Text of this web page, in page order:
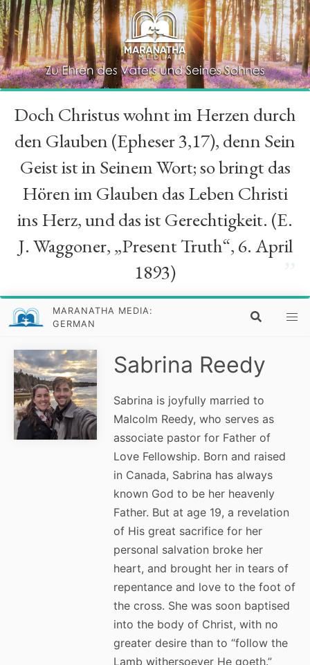
“
Doch Christus wohnt im Herzen durch
den Glauben (Epheser 3,17), denn Sein
Geist ist in Seinem Wort; so bringt das
Hören im Glauben das Leben Christi
ins Herz, und das ist Gerechtigkeit. (E.
J. Waggoner, „Present Truth“, 6. April
1893)
MARANATHA MEDIA:
GERMAN
Sabrina Reedy
Sabrina is joyfully married to
Malcolm Reedy, who serves as
associate pastor for Father of
Love Fellowship. Born and raised
in Canada, Sabrina has always
known God to be her heavenly
Father. But at age 19, a revelation
of His great sacrifice for her
personal salvation broke her
heart, and brought her in tears of
repentance and love to the foot of
the cross. She was soon baptised
into the body of Christ, with no
greater desire than to “follow the
Lamb withersoever He goeth.”